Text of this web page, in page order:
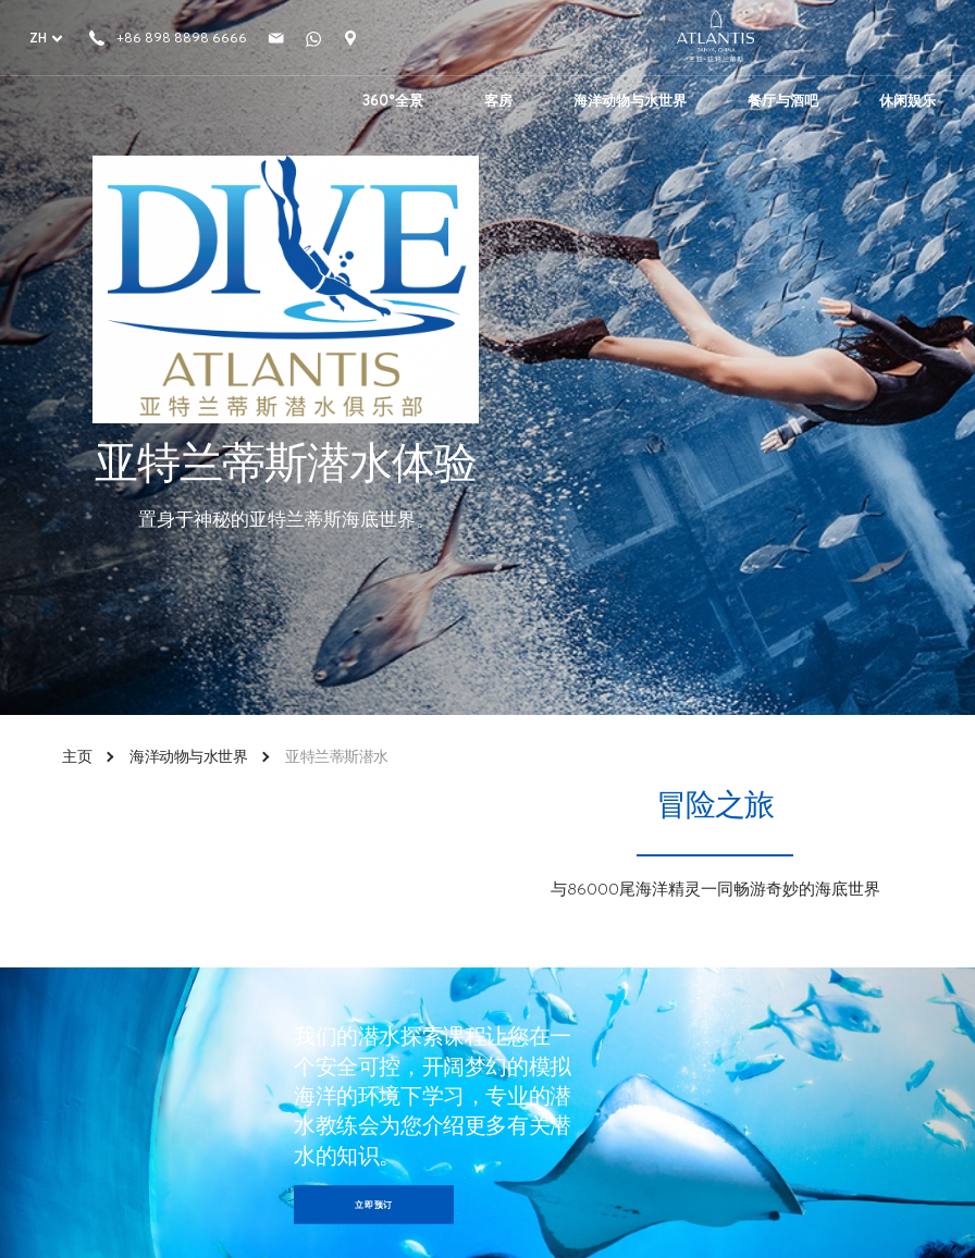
ZH +86 898 8898 6666
360°全景 客房 海洋动物与水世界 餐厅与酒吧 休闲娱乐
亚特兰蒂斯潜水体验
置身于神秘的亚特兰蒂斯海底世界。
主页 海洋动物与水世界 亚特兰蒂斯潜水
冒险之旅
与86000尾海洋精灵一同畅游奇妙的海底世界
我们的潜水探索课程让您在一
个安全可控，开阔梦幻的模拟
海洋的环境下学习，专业的潜
水教练会为您介绍更多有关潜
水的知识。
立即预订